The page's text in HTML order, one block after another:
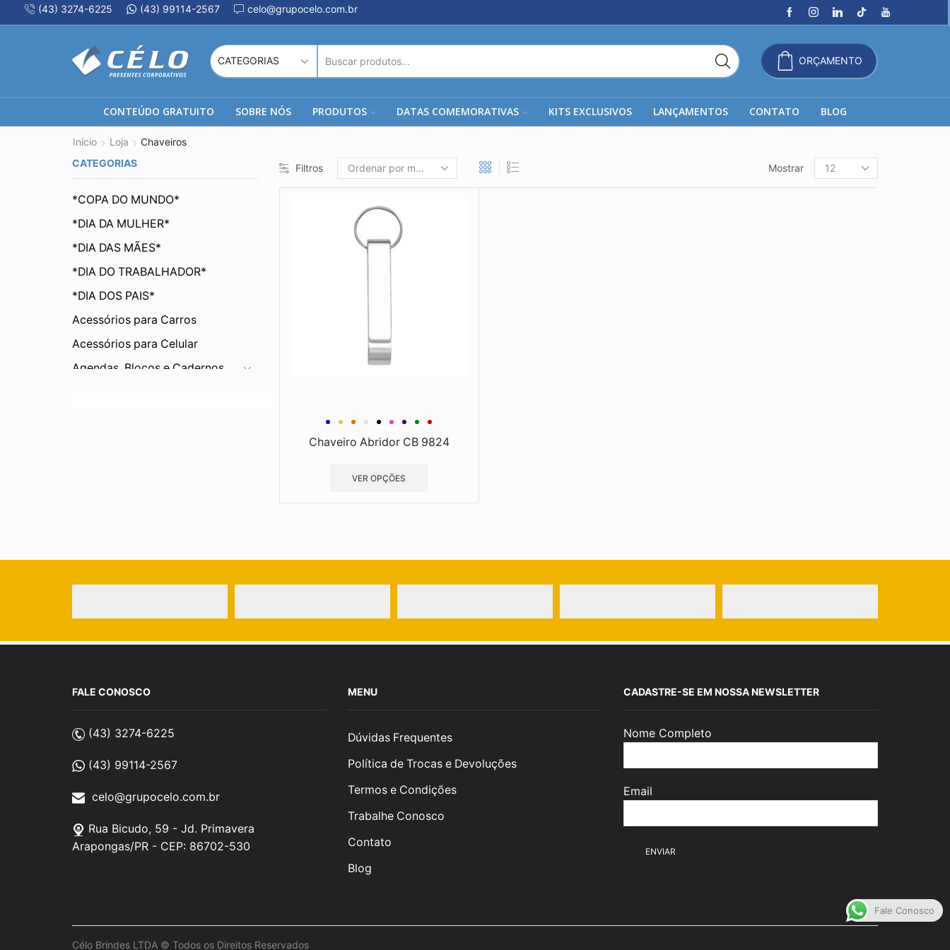
(43) 3274-6225 (43) 99114-2567 celo@grupocelo.com.br
DE
PESQUISA
ORÇAMENTO
CONTEÚDO GRATUITO SOBRE NÓS PRODUTOS DATAS COMEMORATIVAS KITS EXCLUSIVOS LANÇAMENTOS CONTATO BLOG
Início Loja Chaveiros
Filtros Mostrar
Produtos
por
Chaveiro Abridor CB 9824
VER OPÇÕES
CATEGORIAS
*COPA DO MUNDO*
*DIA DA MULHER*
*DIA DAS MÃES*
*DIA DO TRABALHADOR*
*DIA DOS PAIS*
Acessórios para Carros
Acessórios para Celular
Agendas, Blocos e Cadernos
Chaveiros
Chaveiro Abridor
Chaveiros de Plástico
Chaveiros Resinados
Corda
Diversos
Escritório
FALE CONOSCO
(43) 3274-6225
(43) 99114-2567
celo@grupocelo.com.br
Rua Bicudo, 59 - Jd. Primavera
Arapongas/PR - CEP: 86702-530
MENU
Dúvidas Frequentes
Política de Trocas e Devoluções
Termos e Condições
Trabalhe Conosco
Contato
Blog
CADASTRE-SE EM NOSSA NEWSLETTER
Nome Completo
Email
Célo Brindes LTDA © Todos os Direitos Reservados
Fale Conosco